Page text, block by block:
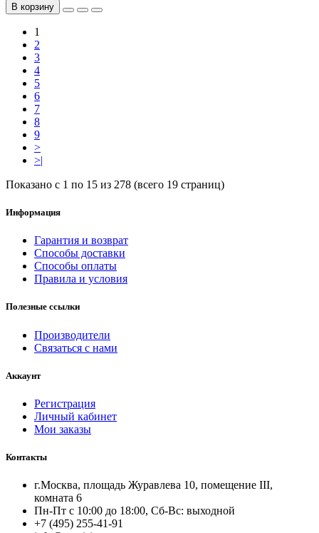
В корзину
1
2
3
4
5
6
7
8
9
>
>|
Показано с 1 по 15 из 278 (всего 19 страниц)
Информация
Гарантия и возврат
Способы доставки
Способы оплаты
Правила и условия
Полезные ссылки
Производители
Связаться с нами
Аккаунт
Регистрация
Личный кабинет
Мои заказы
Контакты
г.Москва, площадь Журавлева 10, помещение III,
комната 6
Пн-Пт с 10:00 до 18:00, Сб-Вс: выходной
+7 (495) 255-41-91